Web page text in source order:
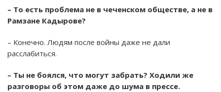
– То есть проблема не в чеченском обществе, а не в
Рамзане Кадырове?
– Конечно. Людям после войны даже не дали
расслабиться.
– Ты не боялся, что могут забрать? Ходили же
разговоры об этом даже до шума в прессе.